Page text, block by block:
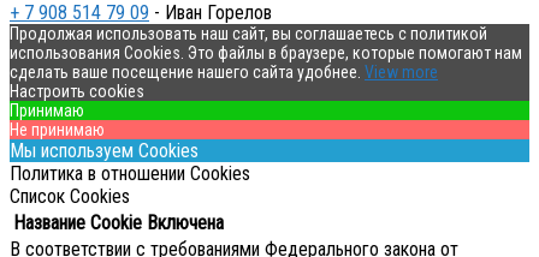
+ 7 908 514 79 09 - Иван Горелов
Продолжая использовать наш сайт, вы соглашаетесь с политикой
использования Cookies. Это файлы в браузере, которые помогают нам
сделать ваше посещение нашего сайта удобнее. View more
Настроить cookies
Принимаю
Не принимаю
Мы используем Cookies
Политика в отношении Cookies
Список Cookies
Название Cookie Включена
В соответствии с требованиями Федерального закона от